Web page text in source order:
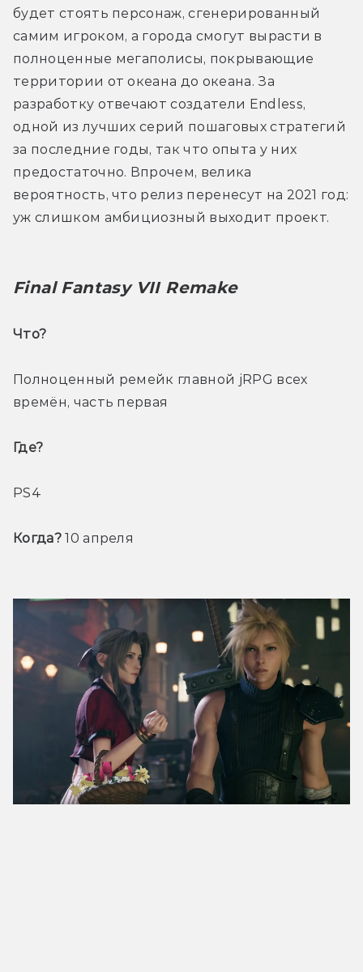
будет стоять персонаж, сгенерированный
самим игроком, а города смогут вырасти в
полноценные мегаполисы, покрывающие
территории от океана до океана. За
разработку отвечают создатели Endless,
одной из лучших серий пошаговых стратегий
за последние годы, так что опыта у них
предостаточно. Впрочем, велика
вероятность, что релиз перенесут на 2021 год:
уж слишком амбициозный выходит проект.
Final Fantasy VII Remake
Что?
Полноценный ремейк главной jRPG всех
времён, часть первая
Где?
PS4
Когда? 10 апреля